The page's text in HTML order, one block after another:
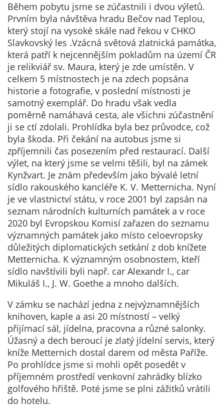
Během pobytu jsme se zúčastnili i dvou výletů.
Prvním byla návštěva hradu Bečov nad Teplou,
který stojí na vysoké skále nad řekou v CHKO
Slavkovský les .Vzácná světová zlatnická památka,
která patří k nejcennějším pokladům na území ČR
je relikviář sv. Maura, který je zde umístěn. V
celkem 5 místnostech je na zdech popsána
historie a fotografie, v poslední místnosti je
samotný exemplář. Do hradu však vedla
poměrně namáhavá cesta, ale všichni zúčastnění
ji se ctí zdolali. Prohlídka byla bez průvodce, což
byla škoda. Při čekání na autobus jsme si
zpříjemnili čas posezením před restaurací. Další
výlet, na který jsme se velmi těšili, byl na zámek
Kynžvart. Je znám především jako bývalé letní
sídlo rakouského kancléře K. V. Metternicha. Nyní
je ve vlastnictví státu, v roce 2001 byl zapsán na
seznam národních kulturních památek a v roce
2020 byl Evropskou Komisí zařazen do seznamu
významných památek jako místo celoevropsky
důležitých diplomatických setkání z dob knížete
Metternicha. K významným osobnostem, kteří
sídlo navštívili byli např. car Alexandr I., car
Mikuláš I., J. W. Goethe a mnoho dalších.
V zámku se nachází jedna z nejvýznamnějších
knihoven, kaple a asi 20 místností – velký
přijímací sál, jídelna, pracovna a různé salonky.
Úžasný a dech beroucí je zlatý jídelní servis, který
kníže Metternich dostal darem od města Paříže.
Po prohlídce jsme si mohli opět posedět v
příjemném prostředí venkovní zahrádky blízko
golfového hřiště. Poté jsme se plni zážitků vrátili
do hotelu.
a zdroje
návštěv našich
internetových
stránek. Data
získaná
pomocí
těchto
cookies
zpracováváme
souhrnně, bez
použití
identifikátorů,
které ukazují
na konkrétní
uživatelé
našeho webu.
Pokud
vypnete
používání
analytických
cookies ve
vztahu k Vaší
návštěvě,
ztrácíme
možnost
analýzy
výkonu a
optimalizace
našich
opatření.
Personalizované